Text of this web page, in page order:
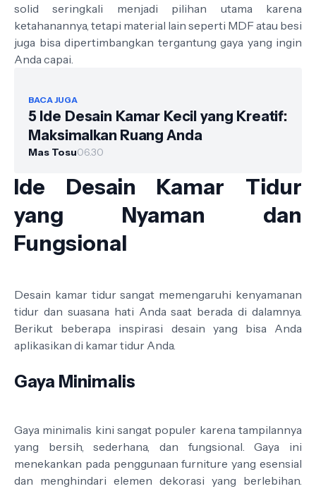
solid seringkali menjadi pilihan utama karena
ketahanannya, tetapi material lain seperti MDF atau besi
juga bisa dipertimbangkan tergantung gaya yang ingin
Anda capai.
BACA JUGA
5 Ide Desain Kamar Kecil yang Kreatif:
Maksimalkan Ruang Anda
Mas Tosu06.30
Ide Desain Kamar Tidur
yang Nyaman dan
Fungsional
Desain kamar tidur sangat memengaruhi kenyamanan
tidur dan suasana hati Anda saat berada di dalamnya.
Berikut beberapa inspirasi desain yang bisa Anda
aplikasikan di kamar tidur Anda.
Gaya Minimalis
Gaya minimalis kini sangat populer karena tampilannya
yang bersih, sederhana, dan fungsional. Gaya ini
menekankan pada penggunaan furniture yang esensial
dan menghindari elemen dekorasi yang berlebihan.